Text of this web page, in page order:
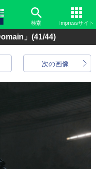
検索 Impressサイト
」 (41/44)
次の画像